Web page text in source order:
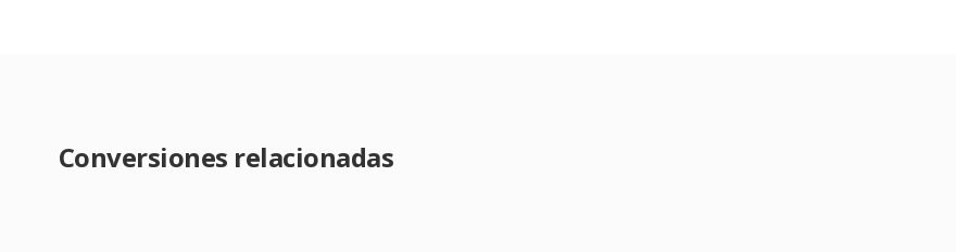
Conversiones relacionadas